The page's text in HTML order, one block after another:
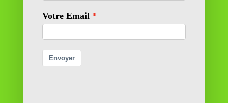
69100 VILLEURBANNE
Contactez-nous
contact@reussiteadomicile.com